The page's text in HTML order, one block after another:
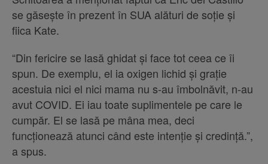
se găsește în prezent în SUA alături de soție și
fiica Kate.
“Din fericire se lasă ghidat și face tot ceea ce îi
spun. De exemplu, el ia oxigen lichid și grație
acestuia nici el nici mama nu s-au îmbolnăvit, n-au
avut COVID. Ei iau toate suplimentele pe care le
cumpăr. El se lasă pe mâna mea, deci
funcționează atunci când este intenție și credință.”,
a spus.